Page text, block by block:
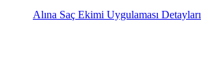
Alına Saç Ekimi Uygulaması Detayları